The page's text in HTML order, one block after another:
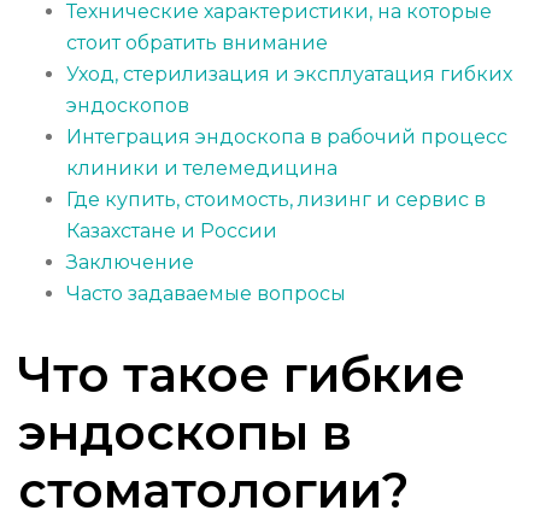
Технические характеристики, на которые
стоит обратить внимание
Уход, стерилизация и эксплуатация гибких
эндоскопов
Интеграция эндоскопа в рабочий процесс
клиники и телемедицина
Где купить, стоимость, лизинг и сервис в
Казахстане и России
Заключение
Часто задаваемые вопросы
Что такое гибкие
эндоскопы в
стоматологии?